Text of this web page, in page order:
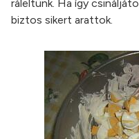
ráleltünk. Ha így
biztos sikert arattok.